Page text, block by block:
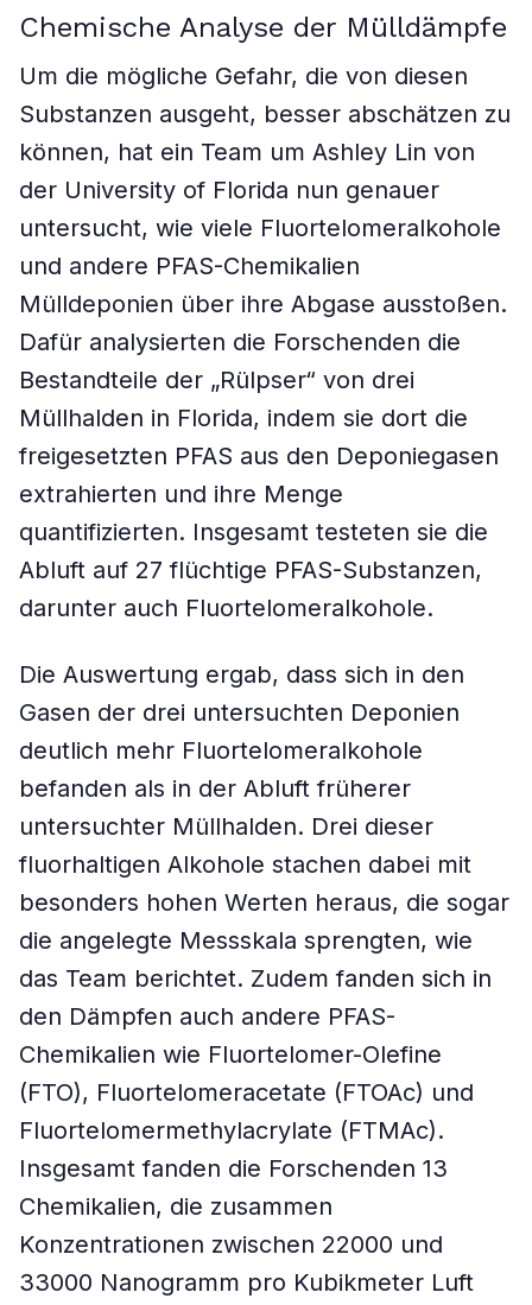
Chemische Analyse der Mülldämpfe
Um die mögliche Gefahr, die von diesen
Substanzen ausgeht, besser abschätzen zu
können, hat ein Team um Ashley Lin von
der University of Florida nun genauer
untersucht, wie viele Fluortelomeralkohole
und andere PFAS-Chemikalien
Mülldeponien über ihre Abgase ausstoßen.
Dafür analysierten die Forschenden die
Bestandteile der „Rülpser“ von drei
Müllhalden in Florida, indem sie dort die
freigesetzten PFAS aus den Deponiegasen
extrahierten und ihre Menge
quantifizierten. Insgesamt testeten sie die
Abluft auf 27 flüchtige PFAS-Substanzen,
darunter auch Fluortelomeralkohole.
Die Auswertung ergab, dass sich in den
Gasen der drei untersuchten Deponien
deutlich mehr Fluortelomeralkohole
befanden als in der Abluft früherer
untersuchter Müllhalden. Drei dieser
fluorhaltigen Alkohole stachen dabei mit
besonders hohen Werten heraus, die sogar
die angelegte Messskala sprengten, wie
das Team berichtet. Zudem fanden sich in
den Dämpfen auch andere PFAS-
Chemikalien wie Fluortelomer-Olefine
(FTO), Fluortelomeracetate (FTOAc) und
Fluortelomermethylacrylate (FTMAc).
Insgesamt fanden die Forschenden 13
Chemikalien, die zusammen
Konzentrationen zwischen 22000 und
33000 Nanogramm pro Kubikmeter Luft